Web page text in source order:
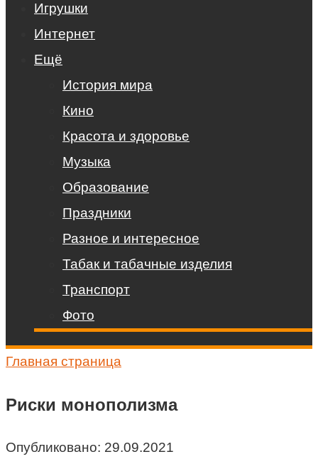
Игрушки
Интернет
Ещё
История мира
Кино
Красота и здоровье
Музыка
Образование
Праздники
Разное и интересное
Табак и табачные изделия
Транспорт
Фото
Главная страница
Риски монополизма
Опубликовано: 29.09.2021